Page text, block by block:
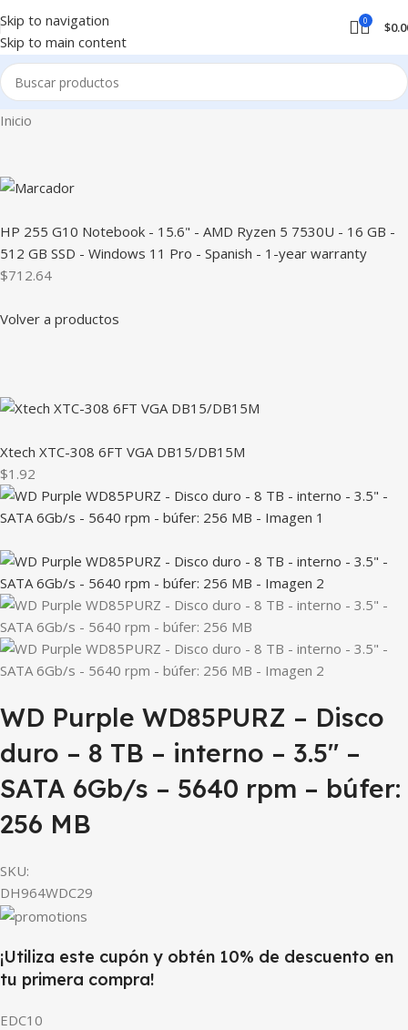
Skip to navigation
Skip to main content
0 $
Inicio
HP 255 G10 Notebook - 15.6" - AMD Ryzen 5 7530U - 16 GB -
512 GB SSD - Windows 11 Pro - Spanish - 1-year warranty
$712.64
Volver a productos
Xtech XTC-308 6FT VGA DB15/DB15M
$1.92
WD Purple WD85PURZ – Disco
duro – 8 TB – interno – 3.5″ –
SATA 6Gb/s – 5640 rpm – búfer:
256 MB
SKU:
DH964WDC29
¡Utiliza este cupón y obtén 10% de descuento en
tu primera compra!
EDC10